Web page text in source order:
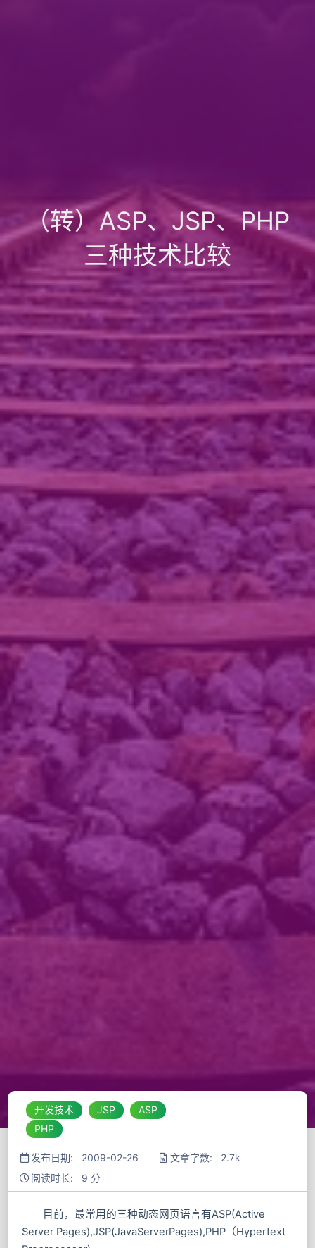
（转）ASP、JSP、PHP
三种技术比较
开发技术 JSP
ASP
PHP
发布日期: 2009-02-26
文章字数: 2.7k
阅读时长: 9 分
目前，最常用的三种动态网页语言有ASP(Active
Server Pages),JSP(JavaServerPages),PHP（Hypertext